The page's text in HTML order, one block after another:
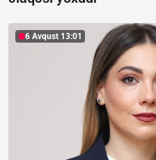
6 Avqust 13:01